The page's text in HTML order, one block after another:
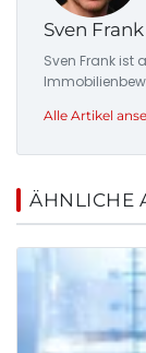
Sven Frank
Sven Frank ist
Alle Artikel
ÄHNLICHE